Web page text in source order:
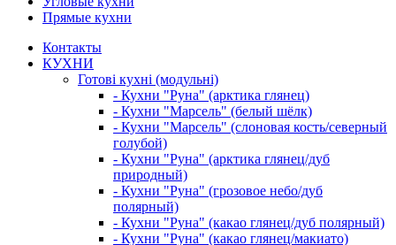
Прямые кухни
Контакты
КУХНИ
Готові кухні (модульні)
- Кухни "Руна" (арктика глянец)
- Кухни "Марсель" (белый шёлк)
- Кухни "Марсель" (слоновая кость/северный
голубой)
- Кухни "Руна" (арктика глянец/дуб
природный)
- Кухни "Руна" (грозовое небо/дуб
полярный)
- Кухни "Руна" (какао глянец/дуб полярный)
- Кухни "Руна" (какао глянец/макиато)